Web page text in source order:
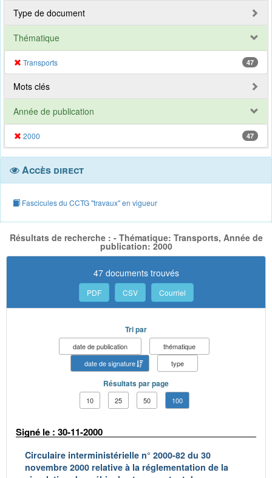
Type de document
Thématique
Transports 47
Mots clés
Année de publication
2000 47
Accès direct
Fascicules du CCTG "travaux" en vigueur
Résultats de recherche : - Thématique: Transports, Année de
publication: 2000
47 documents trouvés
PDF CSV Courriel
Tri par
date de publication
thématique
date de signature
type
Résultats par page
10 25 50 100
Signé le : 30-11-2000
Circulaire interministérielle n° 2000-82 du 30
novembre 2000 relative à la réglementation de la